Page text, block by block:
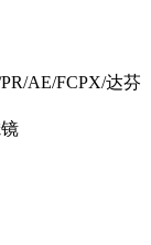
AE/FCPX/达芬